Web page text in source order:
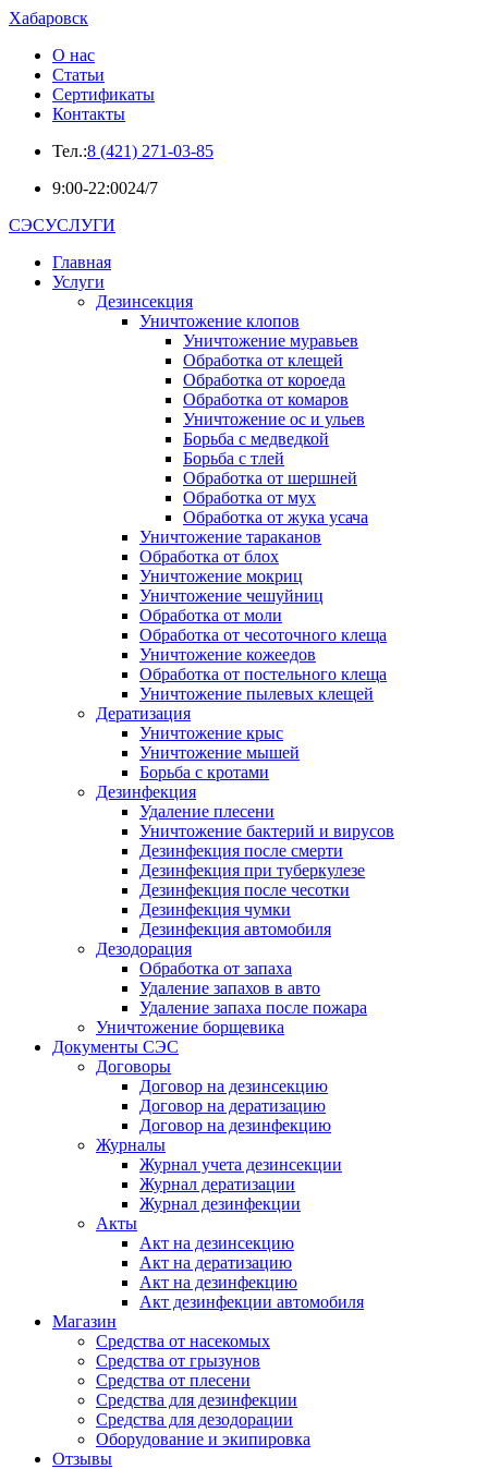
Хабаровск
О нас
Статьи
Сертификаты
Контакты
Тел.:8 (421) 271-03-85
9:00-22:0024/7
СЭСУСЛУГИ
Главная
Услуги
Дезинсекция
Уничтожение клопов
Уничтожение муравьев
Обработка от клещей
Обработка от короеда
Обработка от комаров
Уничтожение ос и ульев
Борьба с медведкой
Борьба с тлей
Обработка от шершней
Обработка от мух
Обработка от жука усача
Уничтожение тараканов
Обработка от блох
Уничтожение мокриц
Уничтожение чешуйниц
Обработка от моли
Обработка от чесоточного клеща
Уничтожение кожеедов
Обработка от постельного клеща
Уничтожение пылевых клещей
Дератизация
Уничтожение крыс
Уничтожение мышей
Борьба с кротами
Дезинфекция
Удаление плесени
Уничтожение бактерий и вирусов
Дезинфекция после смерти
Дезинфекция при туберкулезе
Дезинфекция после чесотки
Дезинфекция чумки
Дезинфекция автомобиля
Дезодорация
Обработка от запаха
Удаление запахов в авто
Удаление запаха после пожара
Уничтожение борщевика
Документы СЭС
Договоры
Договор на дезинсекцию
Договор на дератизацию
Договор на дезинфекцию
Журналы
Журнал учета дезинсекции
Журнал дератизации
Журнал дезинфекции
Акты
Акт на дезинсекцию
Акт на дератизацию
Акт на дезинфекцию
Акт дезинфекции автомобиля
Магазин
Средства от насекомых
Средства от грызунов
Средства от плесени
Средства для дезинфекции
Средства для дезодорации
Оборудование и экипировка
Отзывы